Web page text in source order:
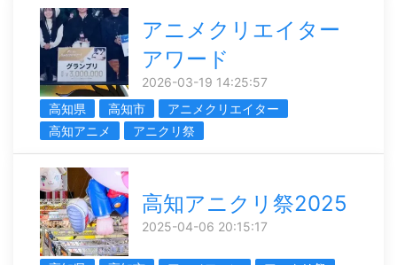
アニメクリエイター
アワード
2026-03-19 14:25:57
高知県
高知市
アニメクリエイター
高知アニメ
アニクリ祭
高知アニクリ祭2025
2025-04-06 20:15:17